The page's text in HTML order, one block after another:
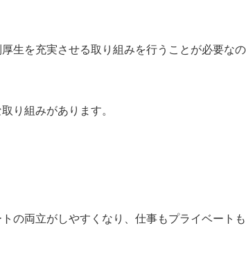
生を充実させる取り組みを行うことが必要な
り組みがあります。
の両立がしやすくなり、仕事もプライベート